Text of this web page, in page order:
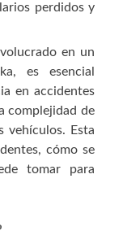
perdidos y
en un
es esencial
en accidentes
complejidad de
vehículos. Esta
cómo se
tomar para